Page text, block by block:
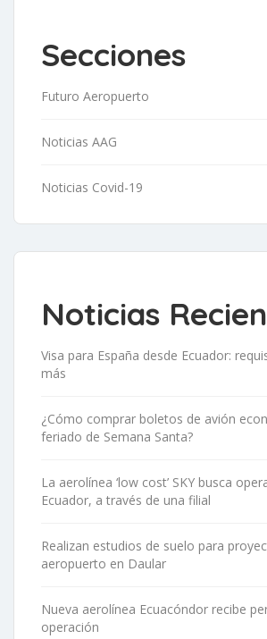
Secciones
Futuro Aeropuerto
Noticias AAG
Noticias Covid-19
Noticias
Visa para España desde Ecuador:
más
¿Cómo comprar boletos de avión
feriado de Semana Santa?
La aerolínea ‘low cost’ SKY busca
Ecuador, a través de una filial
Realizan estudios de suelo para
aeropuerto en Daular
Nueva aerolínea Ecuacóndor recibe
operación